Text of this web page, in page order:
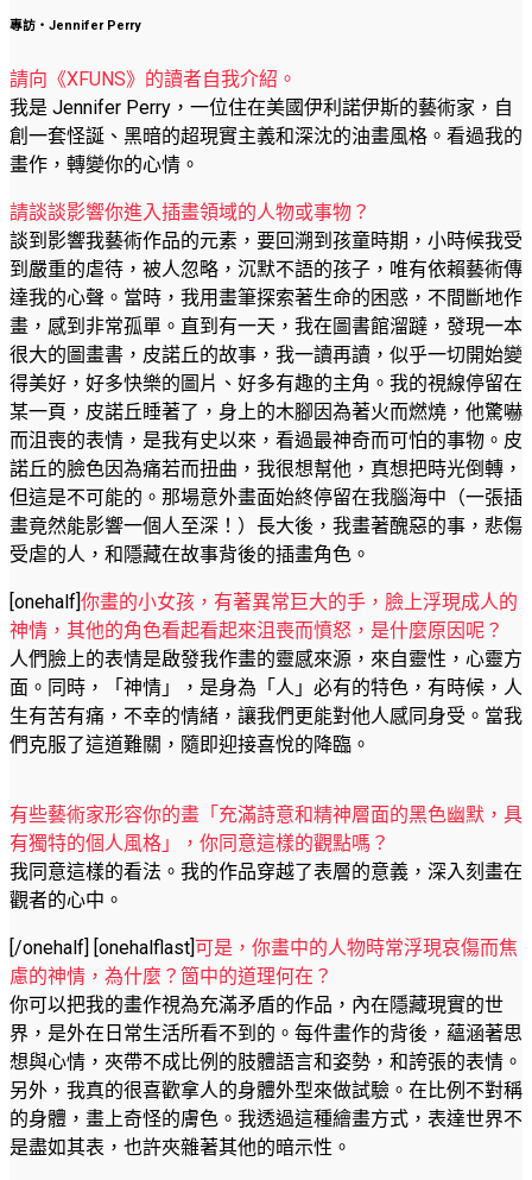
專訪‧Jennifer Perry
請向《XFUNS》的讀者自我介紹。
我是 Jennifer Perry，一位住在美國伊利諾伊斯的藝術家，自
創一套怪誕、黑暗的超現實主義和深沈的油畫風格。看過我的
畫作，轉變你的心情。
請談談影響你進入插畫領域的人物或事物？
談到影響我藝術作品的元素，要回溯到孩童時期，小時候我受
到嚴重的虐待，被人忽略，沉默不語的孩子，唯有依賴藝術傳
達我的心聲。當時，我用畫筆探索著生命的困惑，不間斷地作
畫，感到非常孤單。直到有一天，我在圖書館溜躂，發現一本
很大的圖畫書，皮諾丘的故事，我一讀再讀，似乎一切開始變
得美好，好多快樂的圖片、好多有趣的主角。我的視線停留在
某一頁，皮諾丘睡著了，身上的木腳因為著火而燃燒，他驚嚇
而沮喪的表情，是我有史以來，看過最神奇而可怕的事物。皮
諾丘的臉色因為痛若而扭曲，我很想幫他，真想把時光倒轉，
但這是不可能的。那場意外畫面始終停留在我腦海中（一張插
畫竟然能影響一個人至深！）長大後，我畫著醜惡的事，悲傷
受虐的人，和隱藏在故事背後的插畫角色。
[onehalf] 你畫的小女孩，有著異常巨大的手，臉上浮現成人的
神情，其他的角色看起看起來沮喪而憤怒，是什麼原因呢？
人們臉上的表情是啟發我作畫的靈感來源，來自靈性，心靈方
面。同時，「神情」，是身為「人」必有的特色，有時候，人
生有苦有痛，不幸的情緒，讓我們更能對他人感同身受。當我
們克服了這道難關，隨即迎接喜悅的降臨。
有些藝術家形容你的畫「充滿詩意和精神層面的黑色幽默，具
有獨特的個人風格」，你同意這樣的觀點嗎？
我同意這樣的看法。我的作品穿越了表層的意義，深入刻畫在
觀者的心中。
[/onehalf] [onehalflast] 可是，你畫中的人物時常浮現哀傷而焦
慮的神情，為什麼？箇中的道理何在？
你可以把我的畫作視為充滿矛盾的作品，內在隱藏現實的世
界，是外在日常生活所看不到的。每件畫作的背後，蘊涵著思
想與心情，夾帶不成比例的肢體語言和姿勢，和誇張的表情。
另外，我真的很喜歡拿人的身體外型來做試驗。在比例不對稱
的身體，畫上奇怪的膚色。我透過這種繪畫方式，表達世界不
是盡如其表，也許夾雜著其他的暗示性。